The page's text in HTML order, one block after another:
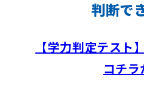
判断で
【学力判定テスト
コチラ